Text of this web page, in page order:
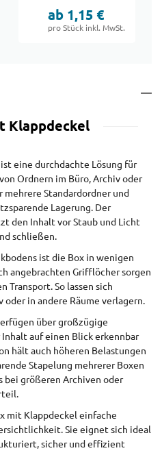
ab 1,15 €
pro Stück inkl. MwSt.
Klappdeckel
eine durchdachte Lösung für
Ordnern im Büro, Archiv oder
Standardordner und
Lagerung. Der
den Inhalt vor Staub und Licht
schließen.
ist die Box in wenigen
angebrachten Grifflöcher sorgen
Transport. So lassen sich
in andere Räume verlagern.
über großzügige
auf einen Blick erkennbar
hält auch höheren Belastungen
Stapelung mehrerer Boxen
bei größeren Archiven oder
mit Klappdeckel einfache
Sie eignet sich ideal
sicher und effizient